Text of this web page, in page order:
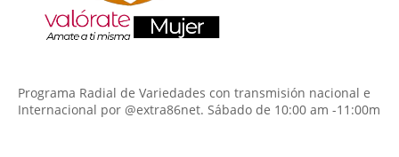
Programa Radial de Variedades con transmisión nacional e
Internacional por @extra86net. Sábado de 10:00 am -11:00m